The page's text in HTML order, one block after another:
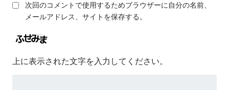
次回のコメントで使用するためブラウザーに自分の名前、
メールアドレス、サイトを保存する。
上に表示された文字を入力してください。